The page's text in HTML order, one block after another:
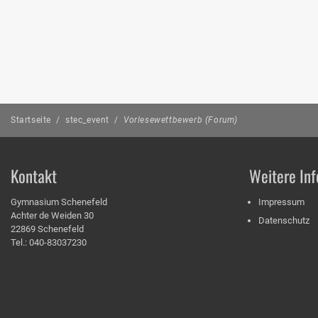
Startseite / stec_event / Vorlesewettbewerb (Forum)
Kontakt
Gymnasium Schenefeld
Achter de Weiden 30
22869 Schenefeld
Tel.: 040-83037230
Weitere
Impressum
Datenschutz